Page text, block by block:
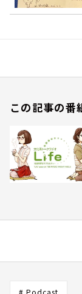
この記事の番
# Podcast